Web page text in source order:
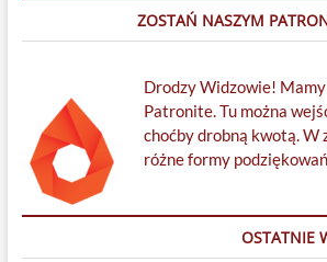
ZOSTAŃ NASZYM
Drodzy Widzowie!
Patronite. Tu można
choćby drobną kwotą. W
różne formy
OSTATNIE